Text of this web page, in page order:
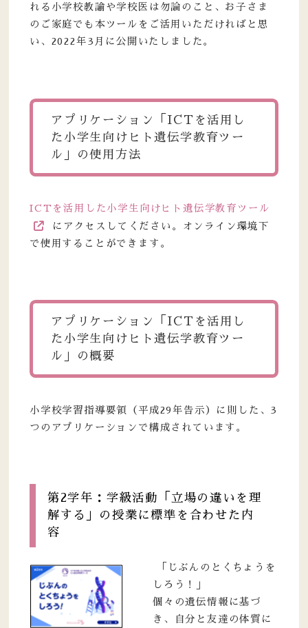
れる小学校教諭や学校医は勿論のこと、お子さま
のご家庭でも本ツールをご活用いただければと思
い、2022年3月に公開いたしました。
アプリケーション「ICTを活用し
た小学生向けヒト遺伝学教育ツー
ル」の使用方法
ICTを活用した小学生向けヒト遺伝学教育ツール
にアクセスしてください。オンライン環境下
で使用することができます。
アプリケーション「ICTを活用し
た小学生向けヒト遺伝学教育ツー
ル」の概要
小学校学習指導要領（平成29年告示）に則した、3
つのアプリケーションで構成されています。
第2学年：学級活動「立場の違いを理
解する」の授業に標準を合わせた内
容
「じぶんのとくちょうを
しろう！」
個々の遺伝情報に基づ
き、自分と友達の体質に